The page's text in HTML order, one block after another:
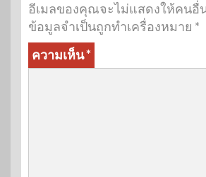
อีเมลของคุณจะไม่แสดงให้คนอื่
ข้อมูลจำเป็นถูกทำเครื่องหมาย *
ความเห็น*